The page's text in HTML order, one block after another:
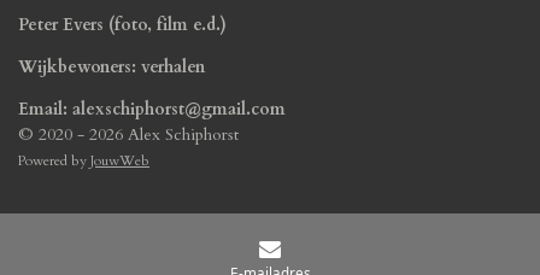
Peter Evers (foto, film e.d.)
Wijkbewoners: verhalen
Email: alexschiphorst@gmail.com
© 2020 - 2026 Alex Schiphorst
Powered byJouwWeb